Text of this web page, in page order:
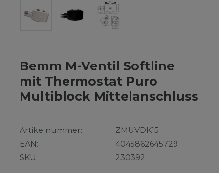
Bemm M-Ventil Softline
mit Thermostat Puro
Multiblock Mittelanschluss
Artikelnummer:
EAN:
SKU:
ZMUVDK15
4045862645729
230392